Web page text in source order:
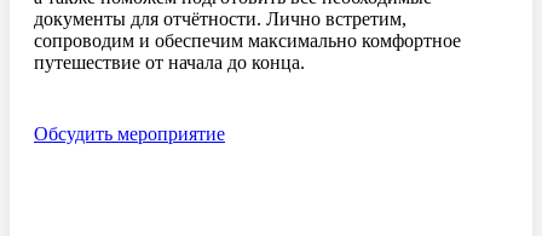
документы для отчётности. Лично встретим,
сопроводим и обеспечим максимально комфортное
путешествие от начала до конца.
Обсудить мероприятие